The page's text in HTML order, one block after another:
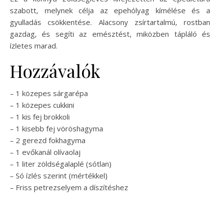
szabott, melynek célja az epehólyag kímélése és a
gyulladás csökkentése. Alacsony zsírtartalmú, rostban
gazdag, és segíti az emésztést, miközben tápláló és
ízletes marad.
Hozzávalók
– 1 közepes sárgarépa
– 1 közepes cukkini
– 1 kis fej brokkoli
– 1 kisebb fej vöröshagyma
– 2 gerezd fokhagyma
– 1 evőkanál olívaolaj
– 1 liter zöldségalaplé (sótlan)
– Só ízlés szerint (mértékkel)
– Friss petrezselyem a díszítéshez